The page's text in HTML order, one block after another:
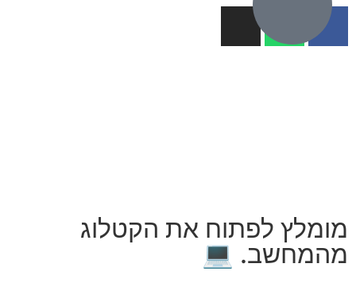
מומלץ לפתוח את הקטלוג
מהמחשב. 💻